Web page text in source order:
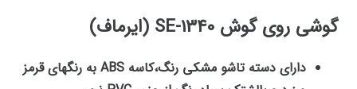
گوشی روی گوش SE-1340 (ایرماف)
دارای دسته تاشو مشکی رنگ،کاسه ABS به رنگهای قرمز